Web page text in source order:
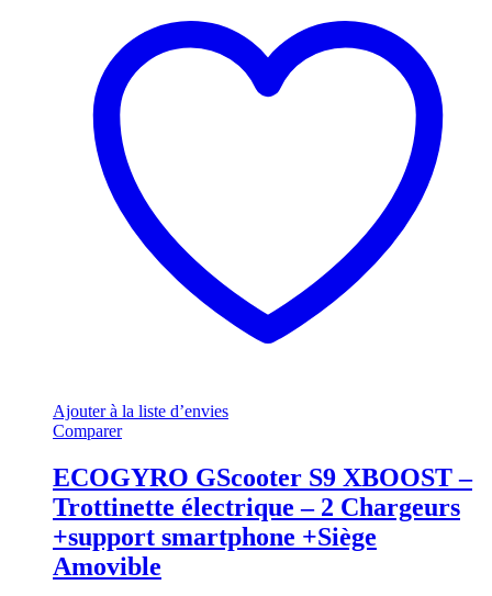
Ajouter à la liste d’envies
Comparer
ECOGYRO GScooter S9 XBOOST –
Trottinette électrique – 2 Chargeurs
+support smartphone +Siège
Amovible